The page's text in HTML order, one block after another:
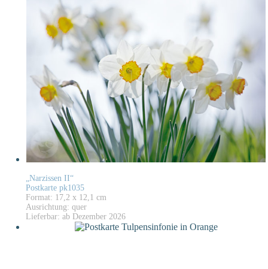
„Narzissen II“
Postkarte pk1035
Format: 17,2 x 12,1 cm
Ausrichtung: quer
Lieferbar: ab Dezember 2026